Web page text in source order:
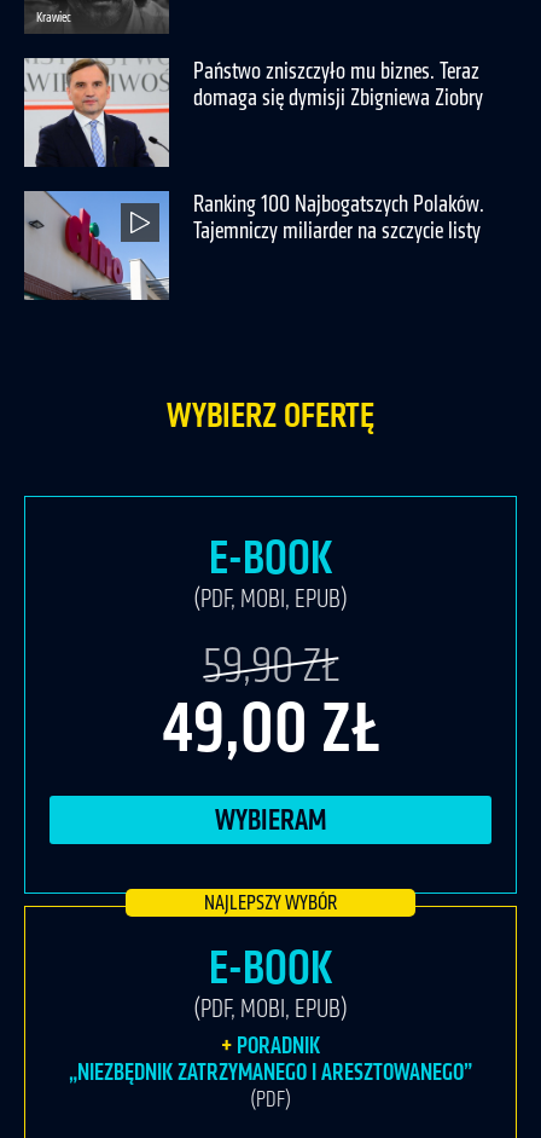
Krawiec
Państwo zniszczyło mu biznes. Teraz
domaga się dymisji Zbigniewa Ziobry
Ranking 100 Najbogatszych Polaków.
Tajemniczy miliarder na szczycie listy
WYBIERZ OFERTĘ
E-BOOK
(PDF, MOBI, EPUB)
59,90 ZŁ
49,00 ZŁ
WYBIERAM
E-BOOK
(PDF, MOBI, EPUB)
PORADNIK
„NIEZBĘDNIK ZATRZYMANEGO I ARESZTOWANEGO”
(PDF)